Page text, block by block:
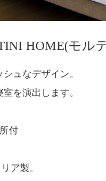
HOME(モル
ュなデザイン。
を演出します。
付
ア製。